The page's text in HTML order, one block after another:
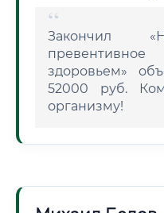
Закончил
здоровьем»
52000 руб.
организму!